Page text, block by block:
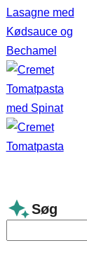
Søg